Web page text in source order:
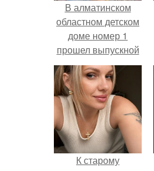
В алматинском
областном детском
доме номер 1
прошел выпускной
бал.
К старому